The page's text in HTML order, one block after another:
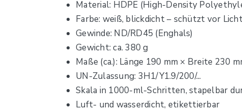
Material: HDPE (High-Density
Farbe: weiß, blickdicht – schützt vor
Gewinde: ND/RD45 (Enghals)
Gewicht: ca. 380 g
Maße (ca.): Länge 190 mm × Breite 230
UN-Zulassung: 3H1/Y1.9/200/...
Skala in 1000-ml-Schritten, stapelbar
Luft- und wasserdicht, etikettierbar